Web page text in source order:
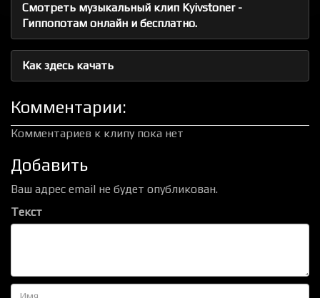
Смотреть музыкальный клип Kyivstoner -
Гиппопотам онлайн и бесплатно.
Как здесь качать
Комментарии:
Комментариев к клипу пока нет
Добавить
Ваш адрес email не будет опубликован.
Текст
Имя